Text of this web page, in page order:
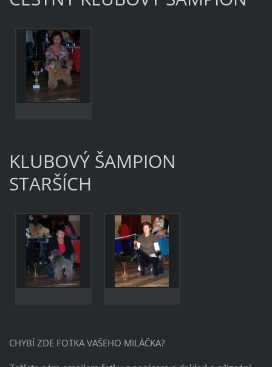
KLUBOVÝ ŠAMPION
STARŠÍCH
CHYBÍ ZDE FOTKA VAŠEHO MILÁČKA?